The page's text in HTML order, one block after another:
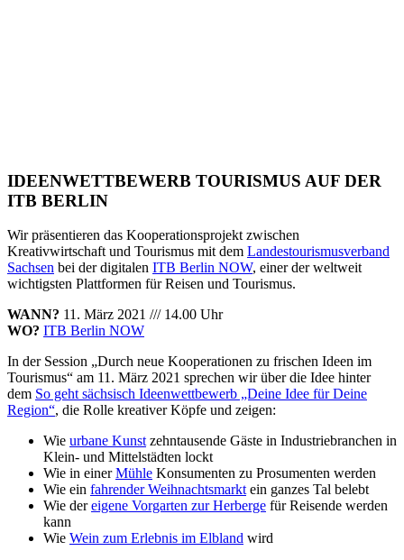
IDEENWETTBEWERB TOURISMUS AUF DER
ITB BERLIN
Wir präsentieren das Kooperationsprojekt zwischen
Kreativwirtschaft und Tourismus mit dem Landestourismusverband
Sachsen bei der digitalen ITB Berlin NOW, einer der weltweit
wichtigsten Plattformen für Reisen und Tourismus.
WANN? 11. März 2021 /// 14.00 Uhr
WO? ITB Berlin NOW
In der Session „Durch neue Kooperationen zu frischen Ideen im
Tourismus“ am 11. März 2021 sprechen wir über die Idee hinter
dem So geht sächsisch Ideenwettbewerb „Deine Idee für Deine
Region“, die Rolle kreativer Köpfe und zeigen:
Wie urbane Kunstzehntausende Gäste in Industriebranchen in
Klein- und Mittelstädten lockt
Wie in einerMühle Konsumenten zu Prosumenten werden
Wie ein fahrender Weihnachtsmarktein ganzes Tal belebt
Wie dereigene Vorgarten zur Herberge für Reisende werden
kann
Wie Wein zum Erlebnis im Elbland wird